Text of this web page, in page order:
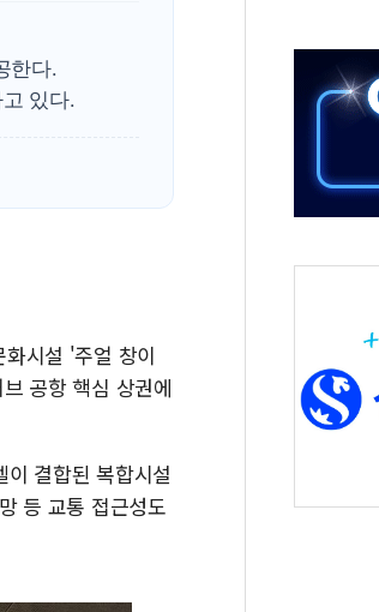
정점식 "사관학교 통합 정치 프레임에 졸속 추
장동혁 "李대통령 재판 재개해야 여론조사
日, 아키타에 일본 최대 규모의 AI 데이터센터 건
[종합] 李대통령 "취약계층 안부에 AI 활용…이
한다.
있다.
시설 '주얼 창이
공항 핵심 상권에
이 결합된 복합시설
등 교통 접근성도